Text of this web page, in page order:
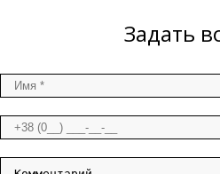
Задать